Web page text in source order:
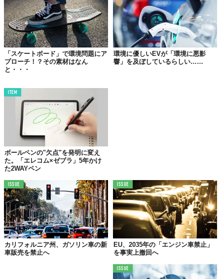
Instagramにアップされることになりました。澄み渡る青空に白い
雲。道路の中心地でヨガをする姿から、寝転がる人まで…。
英メディア「Gurdian」は、市民の声を次のように紹介していま
す。
「窓の外から街の景色を見たら、思わずハッ
としたよ。ここまで遠くの景色を見えたこと
はなかったからね。空がこんなに青いのもは
「スケートボード」で環境問題にア
プローチ！？その素材はなん
と・・・
環境に優しいEVが「環境に悪影
響」を及ぼしているらしい……
ITEM
ボールペンの"欠点"を発明に変え
た。「エレコム×ゼブラ」5年かけ
た2WAYペン
ISSUE
カリフォルニア州、ガソリン車の新
車販売を禁止へ
ISSUE
EU、2035年の「エンジン車禁止」
を事実上撤回へ
ISSUE